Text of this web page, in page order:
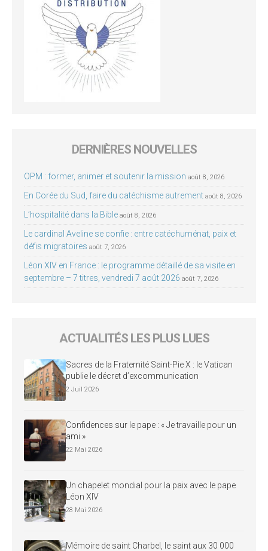
DERNIÈRES NOUVELLES
OPM : former, animer et soutenir la mission août 8, 2026
En Corée du Sud, faire du catéchisme autrement août 8, 2026
L’hospitalité dans la Bible août 8, 2026
Le cardinal Aveline se confie : entre catéchuménat, paix et
défis migratoires août 7, 2026
Léon XIV en France : le programme détaillé de sa visite en
septembre – 7 titres, vendredi 7 août 2026 août 7, 2026
ACTUALITÉS LES PLUS LUES
Sacres de la Fraternité Saint-Pie X : le Vatican
publie le décret d’excommunication
2 Juil 2026
Confidences sur le pape : « Je travaille pour un
ami »
22 Mai 2026
Un chapelet mondial pour la paix avec le pape
Léon XIV
28 Mai 2026
Mémoire de saint Charbel, le saint aux 30 000